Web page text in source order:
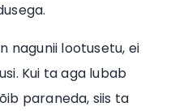
nagunii lootusetu, ei
Kui ta aga lubab
paraneda, siis ta